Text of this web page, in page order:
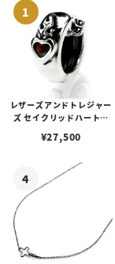
レザーズアンドトレジャー
ズ セイクリッドハートピ
¥27,500